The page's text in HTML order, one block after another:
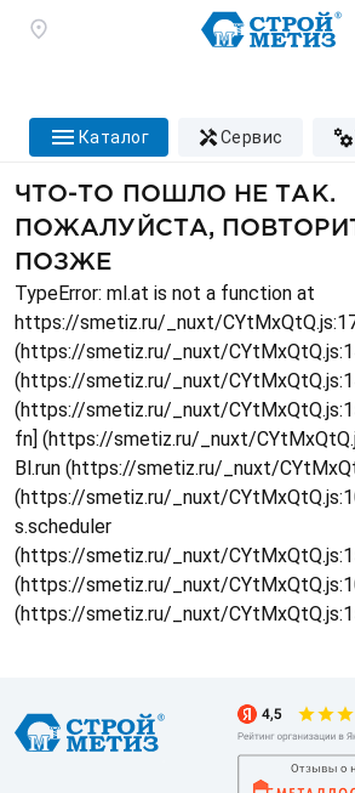
каталог сервис
ЧТО-ТО ПОШЛО НЕ ТАК.
ПОЖАЛУЙСТА,
ПОЗЖЕ
TypeError: ml.at is not a function at
https://smetiz.ru/_nuxt/
(https://smetiz.ru/_nuxt/
(https://smetiz.ru/_nuxt/
(https://smetiz.ru/_nuxt/
fn] (https://smetiz.ru/_nuxt/
Bl.run (https://smetiz.ru/_nuxt/
(https://smetiz.ru/_nuxt/
s.scheduler
(https://smetiz.ru/_nuxt/
(https://smetiz.ru/_nuxt/
(https://smetiz.ru/_nuxt/